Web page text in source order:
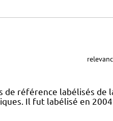
de référence labélisés de
Il fut labélisé en